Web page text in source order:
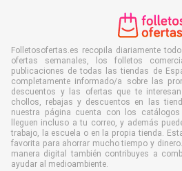
Folletosofertas.es recopila diariamente
ofertas semanales, los folletos
publicaciones de todas las tiendas de
completamente informado/a sobre las
descuentos y las ofertas que te
chollos, rebajas y descuentos en las
nuestra página cuenta con los
lleguen incluso a tu correo, y además
trabajo, la escuela o en la propia tienda.
favorita para ahorrar mucho tiempo y
manera digital también contribuyes a
ayudar al medioambiente.